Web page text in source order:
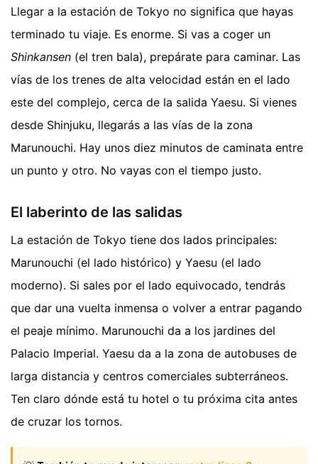
Llegar a la estación de Tokyo no significa que hayas
terminado tu viaje. Es enorme. Si vas a coger un
Shinkansen (el tren bala), prepárate para caminar. Las
vías de los trenes de alta velocidad están en el lado
este del complejo, cerca de la salida Yaesu. Si vienes
desde Shinjuku, llegarás a las vías de la zona
Marunouchi. Hay unos diez minutos de caminata entre
un punto y otro. No vayas con el tiempo justo.
El laberinto de las salidas
La estación de Tokyo tiene dos lados principales:
Marunouchi (el lado histórico) y Yaesu (el lado
moderno). Si sales por el lado equivocado, tendrás
que dar una vuelta inmensa o volver a entrar pagando
el peaje mínimo. Marunouchi da a los jardines del
Palacio Imperial. Yaesu da a la zona de autobuses de
larga distancia y centros comerciales subterráneos.
Ten claro dónde está tu hotel o tu próxima cita antes
de cruzar los tornos.